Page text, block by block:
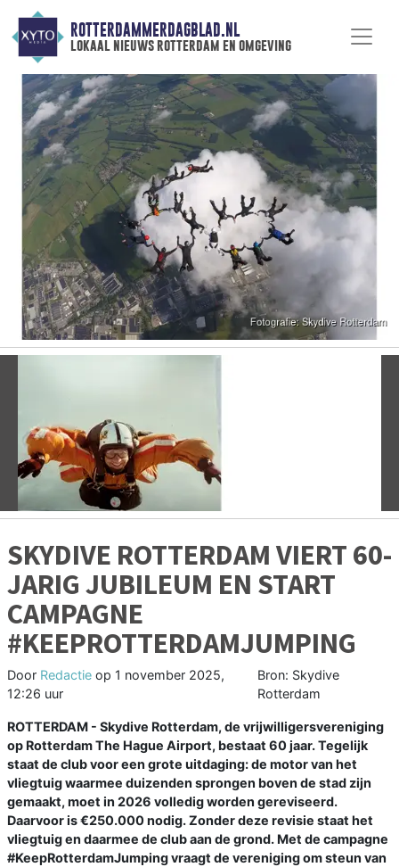
ROTTERDAMMERDAGBLAD.NL
lokaal nieuws rotterdam en omgeving
Vorige
SKYDIVE ROTTERDAM VIERT 60-
JARIG JUBILEUM EN START
CAMPAGNE
#KEEPROTTERDAMJUMPING
Door Redactie op 1 november 2025,
12:26 uur
Bron: Skydive
Rotterdam
ROTTERDAM - Skydive Rotterdam, de vrijwilligersvereniging
op Rotterdam The Hague Airport, bestaat 60 jaar. Tegelijk
staat de club voor een grote uitdaging: de motor van het
vliegtuig waarmee duizenden sprongen boven de stad zijn
gemaakt, moet in 2026 volledig worden gereviseerd.
Daarvoor is €250.000 nodig. Zonder deze revisie staat het
vliegtuig en daarmee de club aan de grond. Met de campagne
#KeepRotterdamJumping vraagt de vereniging om steun van